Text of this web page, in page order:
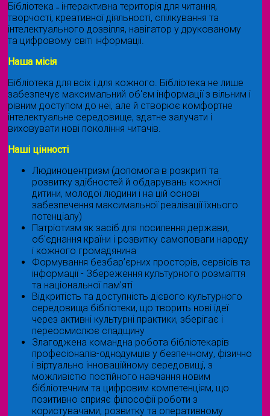
Бібліотека ˗ інтерактивна територія для читання,
творчості, креативної діяльності, спілкування та
інтелектуального дозвілля, навігатор у друкованому
та цифровому світі інформації.
Наша місія
Бібліотека для всіх і для кожного. Бібліотека не лише
забезпечує максимальний об'єм інформації з вільним і
рівним доступом до неї, але й створює комфортне
інтелектуальне середовище, здатне залучати і
виховувати нові покоління читачів.
Наші цінності
Людиноцентризм (допомога в розкриті та
розвитку здібностей й обдарувань кожної
дитини, молодої людини і на цій основі
забезпечення максимальної реалізації їхнього
потенціалу)
Патріотизм як засіб для посилення держави,
об'єднання країни і розвитку самоповаги народу
і кожного громадянина
Формування безбар’єрних просторів, сервісів та
інформації - Збереження культурного розмаїття
та національної пам’яті
Відкритість та доступність дієвого культурного
середовища бібліотеки, що творить нові ідеї
через активні культурні практики, зберігає і
переосмислює спадщину
Злагоджена командна робота бібліотекарів
професіоналів-однодумців у безпечному, фізично
і віртуально інноваційному середовищі, з
можливістю постійного навчання новим
бібліотечним та цифровим компетенціям, що
позитивно сприяє філософії роботи з
користувачами, розвитку та оперативному